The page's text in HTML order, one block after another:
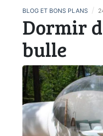
BLOG ET BONS PLANS /
Dormir
bulle